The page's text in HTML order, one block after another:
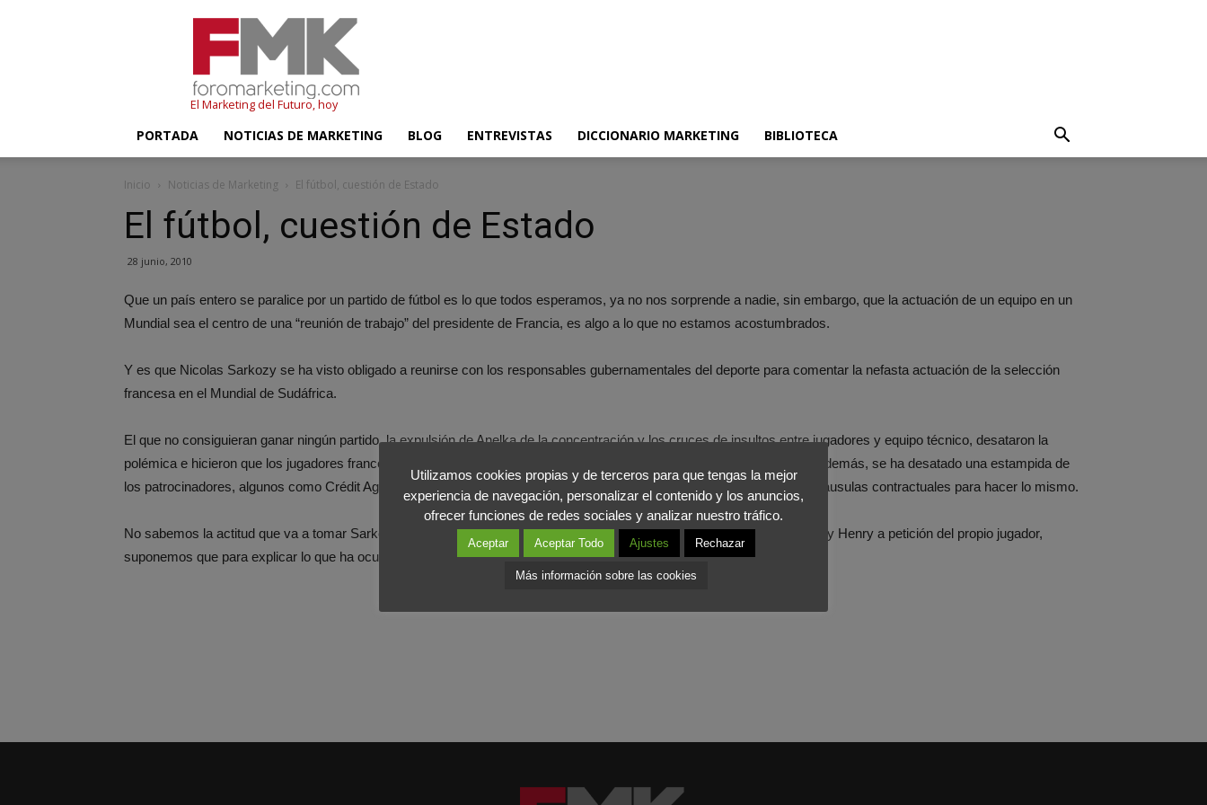
El Marketing del Futuro, hoy
PORTADA NOTICIAS DE MARKETING BLOG ENTREVISTAS DICCIONARIO MARKETING BIBLIOTECA
Inicio Noticias de Marketing El fútbol, cuestión de Estado
El fútbol, cuestión de Estado
28 junio, 2010
Que un país entero se paralice por un partido de fútbol es lo que todos esperamos, ya no nos sorprende a nadie, sin embargo, que la actuación de un equipo en un
Mundial sea el centro de una “reunión de trabajo” del presidente de Francia, es algo a lo que no estamos acostumbrados.
Y es que Nicolas Sarkozy se ha visto obligado a reunirse con los responsables gubernamentales del deporte para comentar la nefasta actuación de la selección
francesa en el Mundial de Sudáfrica.
El que no consiguieran ganar ningún partido, la expulsión de Anelka de la concentración y los cruces de insultos entre jugadores y equipo técnico, desataron la
polémica e hicieron que los jugadores franceses coparan muchas portadas en la prensa nacional e internacional. Pero además, se ha desatado una estampida de
los patrocinadores, algunos como Crédit Agricole o Quick ya han emprendido su marcha y otros están analizando las cláusulas contractuales para hacer lo mismo.
No sabemos la actitud que va a tomar Sarkozy al respecto pero, por el momento, recibirá en el Elíseo al delantero Thierry Henry a petición del propio jugador,
suponemos que para explicar lo que ha ocurrido en su pase por la primera fase de este Mundial.
Utilizamos cookies propias y de terceros para que tengas la mejor
experiencia de navegación, personalizar el contenido y los anuncios,
ofrecer funciones de redes sociales y analizar nuestro tráfico.
Aceptar Aceptar Todo Ajustes Rechazar
Más información sobre las cookies